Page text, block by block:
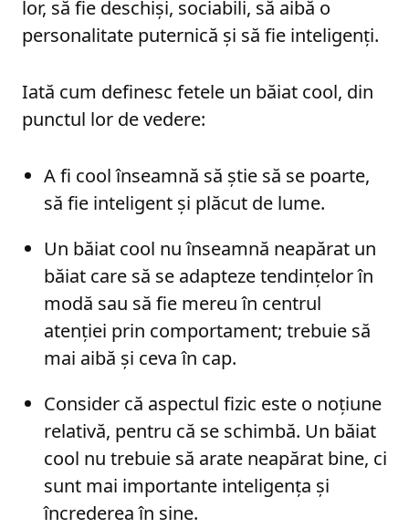
lor, să fie deschiși, sociabili, să aibă o
personalitate puternică și să fie inteligenți.
Iată cum definesc fetele un băiat cool, din
punctul lor de vedere:
A fi cool înseamnă să știe să se poarte,
să fie inteligent și plăcut de lume.
Un băiat cool nu înseamnă neapărat un
băiat care să se adapteze tendințelor în
modă sau să fie mereu în centrul
atenției prin comportament; trebuie să
mai aibă și ceva în cap.
Consider că aspectul fizic este o noțiune
relativă, pentru că se schimbă. Un băiat
cool nu trebuie să arate neapărat bine, ci
sunt mai importante inteligența și
încrederea în sine.